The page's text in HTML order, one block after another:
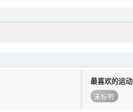
最喜欢的运动
未标明